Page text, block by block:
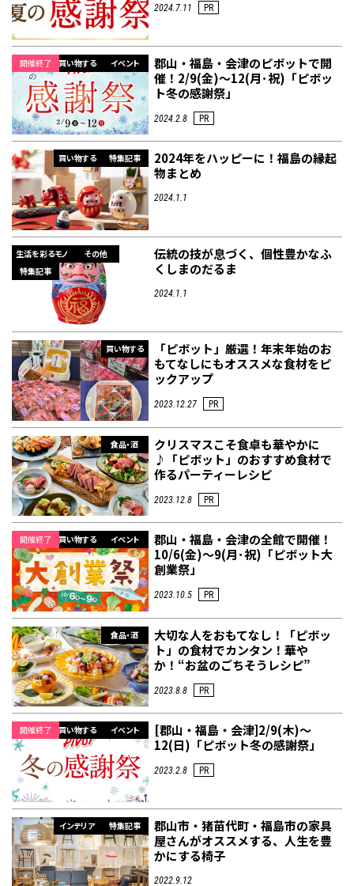
2024.7.11 PR
買い物する イベント
開催終了
郡山・福島・会津のピボットで開
催！2/9(金)～12(月･祝)「ピボッ
ト冬の感謝祭」
2024.2.8 PR
買い物する 特集記事
2024年をハッピーに！福島の縁起
物まとめ
2024.1.1
生活を彩るモノ
その他
特集記事
伝統の技が息づく、個性豊かなふ
くしまのだるま
2024.1.1
買い物する
「ピボット」厳選！年末年始のお
もてなしにもオススメな食材をピ
ックアップ
2023.12.27 PR
食品・酒
クリスマスこそ食卓も華やかに
♪「ピボット」のおすすめ食材で
作るパーティーレシピ
2023.12.8 PR
買い物する イベント
開催終了
郡山・福島・会津の全館で開催！
10/6(金)～9(月･祝)「ピボット大
創業祭」
2023.10.5 PR
食品・酒
大切な人をおもてなし！「ピボッ
ト」の食材でカンタン！華や
か！“お盆のごちそうレシピ”
2023.8.8 PR
買い物する イベント
開催終了
[郡山・福島・会津]2/9(木)～
12(日)「ピボット冬の感謝祭」
2023.2.8 PR
インテリア 特集記事
郡山市・猪苗代町・福島市の家具
屋さんがオススメする、人生を豊
かにする椅子
2022.9.12